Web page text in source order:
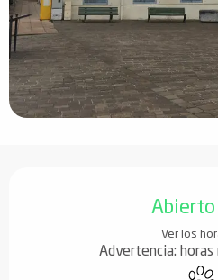
Abierto
Ver los
Advertencia: horas
Se